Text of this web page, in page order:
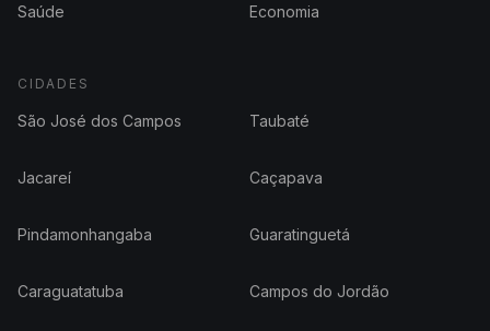
Saúde Economia
CIDADES
São José dos Campos Taubaté
Jacareí Caçapava
Pindamonhangaba Guaratinguetá
Caraguatatuba Campos do Jordão